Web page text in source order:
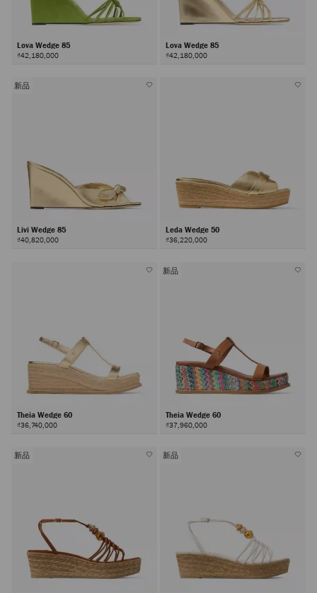
Lova Wedge 85
₫42,180,000
Lova Wedge 85
₫42,180,000
新品
Livi Wedge 85
₫40,820,000
Leda Wedge 50
₫36,220,000
Theia Wedge 60
₫36,740,000
新品
Theia Wedge 60
₫37,960,000
新品 新品